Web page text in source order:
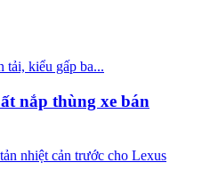
nắp thùng xe bán